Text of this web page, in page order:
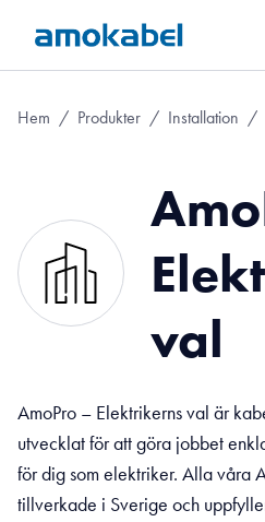
Hem / Produkter / Installation /
val
AmoPro – Elektrikerns val är
utvecklat för att göra jobbet
för dig som elektriker. Alla våra
tillverkade i Sverige och